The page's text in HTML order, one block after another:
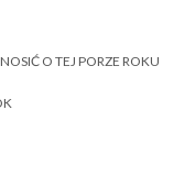
O TEJ PORZE ROKU